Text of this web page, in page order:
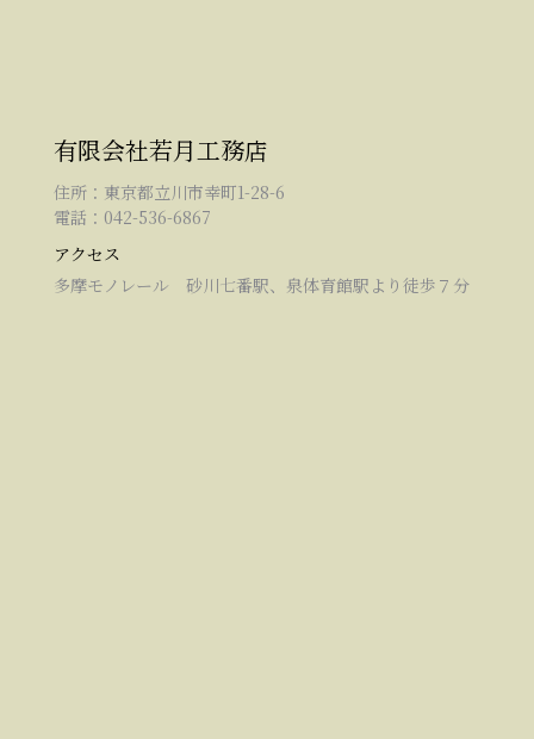
有限会社若月工務店
住所：東京都立川市幸町1-28-6
電話：042-536-6867
アクセス
多摩モノレール 砂川七番駅、泉体育館駅より徒歩７分